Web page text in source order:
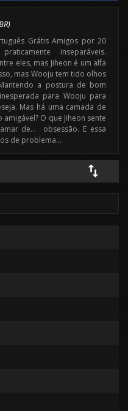
Grátis Amigos por 20
inseparáveis.
eles, mas Jiheon é um alfa
mas Wooju tem tido olhos
a postura de bom
para Wooju para
Mas há uma camada de
O que Jiheon sente
de… obsessão. E essa
de problema…